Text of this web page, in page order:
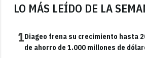
LO MÁS LEÍDO DE LA
1Diageo frena su crecimiento hasta
de ahorro de 1.000 millones de